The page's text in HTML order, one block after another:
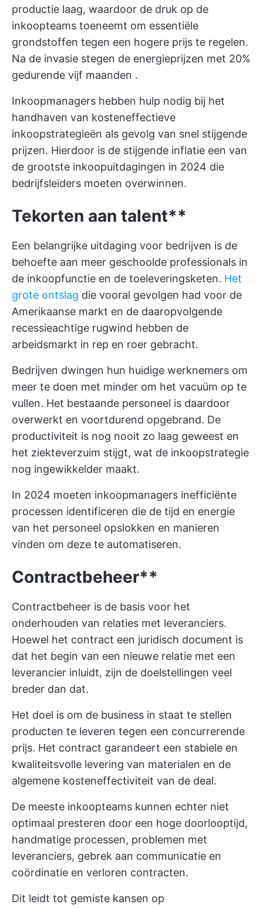
productie laag, waardoor de druk op de
inkoopteams toeneemt om essentiële
grondstoffen tegen een hogere prijs te regelen.
Na de invasie stegen de energieprijzen met 20%
gedurende vijf maanden .
Inkoopmanagers hebben hulp nodig bij het
handhaven van kosteneffectieve
inkoopstrategieën als gevolg van snel stijgende
prijzen. Hierdoor is de stijgende inflatie een van
de grootste inkoopuitdagingen in 2024 die
bedrijfsleiders moeten overwinnen.
Tekorten aan talent**
Een belangrijke uitdaging voor bedrijven is de
behoefte aan meer geschoolde professionals in
de inkoopfunctie en de toeleveringsketen. Het
grote ontslag die vooral gevolgen had voor de
Amerikaanse markt en de daaropvolgende
recessieachtige rugwind hebben de
arbeidsmarkt in rep en roer gebracht.
Bedrijven dwingen hun huidige werknemers om
meer te doen met minder om het vacuüm op te
vullen. Het bestaande personeel is daardoor
overwerkt en voortdurend opgebrand. De
productiviteit is nog nooit zo laag geweest en
het ziekteverzuim stijgt, wat de inkoopstrategie
nog ingewikkelder maakt.
In 2024 moeten inkoopmanagers inefficiënte
processen identificeren die de tijd en energie
van het personeel opslokken en manieren
vinden om deze te automatiseren.
Contractbeheer**
Contractbeheer is de basis voor het
onderhouden van relaties met leveranciers.
Hoewel het contract een juridisch document is
dat het begin van een nieuwe relatie met een
leverancier inluidt, zijn de doelstellingen veel
breder dan dat.
Het doel is om de business in staat te stellen
producten te leveren tegen een concurrerende
prijs. Het contract garandeert een stabiele en
kwaliteitsvolle levering van materialen en de
algemene kosteneffectiviteit van de deal.
De meeste inkoopteams kunnen echter niet
optimaal presteren door een hoge doorlooptijd,
handmatige processen, problemen met
leveranciers, gebrek aan communicatie en
coördinatie en verloren contracten.
Dit leidt tot gemiste kansen op